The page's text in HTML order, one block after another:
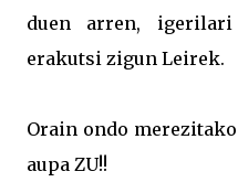
duen arren,
erakutsi zigun Leirek.
Orain ondo
aupa ZU!!